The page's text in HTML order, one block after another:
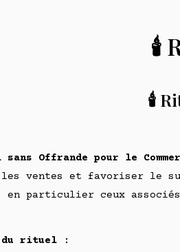
🕯️
🕯️
Offrande pour le
ventes et favoriser le
en particulier ceux
rituel :